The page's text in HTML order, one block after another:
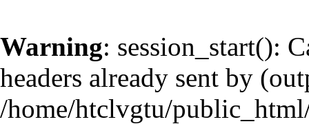
Warning: session_start():
headers already sent by
/home/htclvgtu/